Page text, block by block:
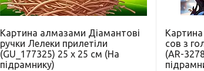
Картина алмазами Діамантові
ручки Лелеки прилетіли
(GU_177325) 25 х 25 см (На
підрамнику)
сов з
(AR-